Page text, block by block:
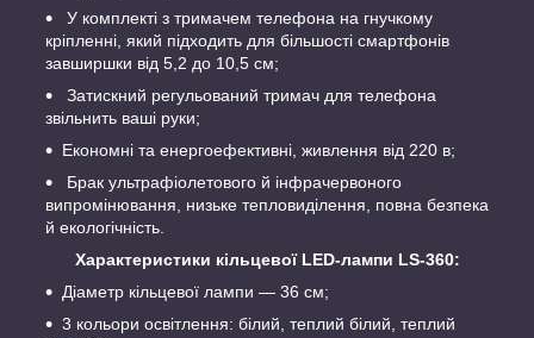
У комплекті з тримачем телефона на гнучкому
кріпленні, який підходить для більшості смартфонів
завширшки від 5,2 до 10,5 см;
Затискний регульований тримач для телефона
звільнить ваші руки;
Економні та енергоефективні, живлення від 220 в;
Брак ультрафіолетового й інфрачервоного
випромінювання, низьке тепловиділення, повна безпека
й екологічність.
Характеристики кільцевої LED-лампи LS-360:
Діаметр кільцевої лампи — 36 см;
3 кольори освітлення: білий, теплий білий, теплий